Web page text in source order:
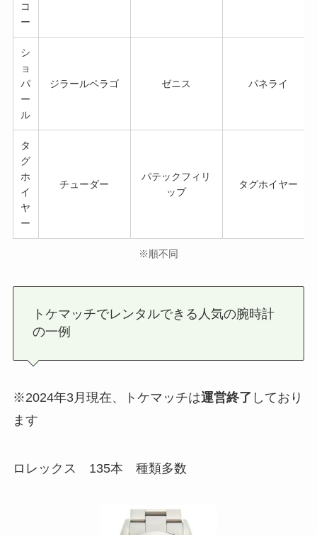
コ
ー
シ
ョ
パ
ー
ル
ジラールペラゴ ゼニス パネライ
タ
グ
ホ
イ
ヤ
ー
チューダー
パテックフィリ
ップ
タグホイヤー
※順不同
トケマッチでレンタルできる人気の腕時計
の一例
※2024年3月現在、トケマッチは運営終了 しており
ます
ロレックス 135本 種類多数